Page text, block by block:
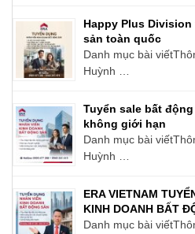
Happy Plus
sản toàn quốc
Danh mục bài
Huỳnh …
Tuyển sale bất
không giới hạn
Danh mục bài
Huỳnh …
ERA VIETNAM
KINH DOANH BẤT
Danh mục bài